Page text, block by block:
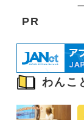
PR
わんこ